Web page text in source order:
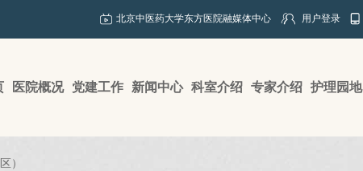
北京中医药大学东方医院融媒体中心 用户登录
医院概况 党建工作 新闻中心 科室介绍 专家介绍 护理园地
）